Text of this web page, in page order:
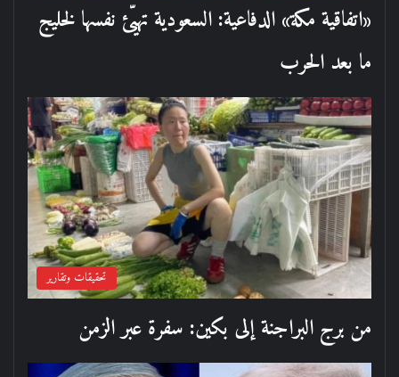
«اتفاقية مكة» الدفاعية: السعودية تهيّئ نفسها لخليج
ما بعد الحرب
تحقيقات وتقارير
من برج البراجنة إلى بكين: سفرة عبر الزمن